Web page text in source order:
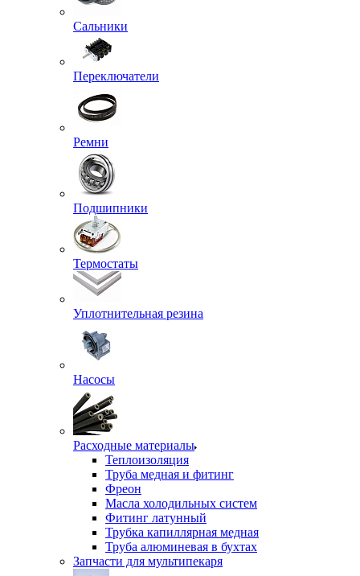
Сальники
Переключатели
Ремни
Подшипники
Термостаты
Уплотнительная резина
Насосы
Расходные материалы
Теплоизоляция
Труба медная и фитинг
Фреон
Масла холодильных систем
Фитинг латунный
Трубка капиллярная медная
Труба алюминевая в бухтах
Запчасти для мультипекаря